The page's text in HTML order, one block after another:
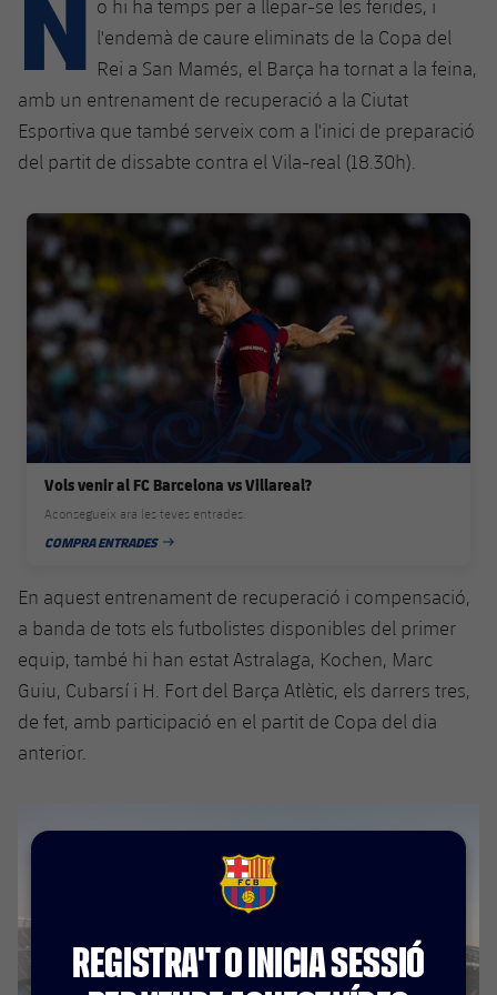
plusicon
més
Instal·lacions
Estadi Johan Cruyff
Barça Cafe
Ciutat Esportiva
La Masia
plusicon
més
Serveis
Serveis Mèdics
plusicon
més
Acreditacions
SUB13
SUB12
SUB11 A
SUB11 B
SUB10 A
SUB10 B
SUB9 A
SUB9 B
SUB8 A
SUB8 B
SUB13 B
SUB12 C
SUB11 C
Entrades
Gameday Shows
Resultats
Classificacions
Jugadors
Fotos
Història
Palmarès
Base
Barça Atlètic
Cadet A
Cadet B
Infantil A
Infantil B
Mini
Campus Estiu
Primer Equip
plusicon
més
Entrades
Classificació
Jugadors
Fotos
Palmarès
Calendari
Resultats
Classificació
Jugadors
Fotos
plusicon
més
Actualitat
Juvenil
Cadet B
Infantil B
PLUSICON
MÉS
Primer equip
plusicon
Actualitat
Calendari
Entrades
Resultats
Classificació
Fotos
Barça Atlètic
Actualitat
Calendari
Resultats
Jugadors
Classificació
Base
plusicon
més
Actualitat
Juvenil
Cadet
Infantil
Campus Verano
PLUSICON
MÉS
Primer equip
plusicon
més
Actualitat
Classificació
Barça Atlètic
Jugadors
Junior
Informació general
plusicon
més
o hi ha temps per a llepar-se les ferides, i
l'endemà de caure eliminats de la Copa del
Rei a San Mamés, el Barça ha tornat a la feina,
amb un entrenament de recuperació a la Ciutat
Esportiva que també serveix com a l'inici de preparació
del partit de dissabte contra el Vila-real (18.30h).
FC Barcelona club badge
Vols venir al FC Barcelona vs Villareal?
Aconsegueix ara les teves entrades.
COMPRA ENTRADES
DATA DE PUBLICACIÓ
En aquest entrenament de recuperació i compensació,
a banda de tots els futbolistes disponibles del primer
equip, també hi han estat Astralaga, Kochen, Marc
Guiu, Cubarsí i H. Fort del Barça Atlètic, els darrers tres,
de fet, amb participació en el partit de Copa del dia
anterior.
FCB Barcelona badge
REGISTRA'T O INICIA SESSIÓ